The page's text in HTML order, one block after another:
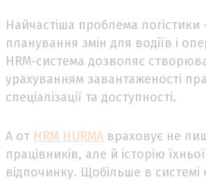
Найчастіша проблема логістики
планування змін для водіїв і
HRM-система дозволяє
урахуванням завантаженості
спеціалізації та доступності.
А от HRM HURMA враховує не
працівників, але й історію
відпочинку. Щобільше в системі